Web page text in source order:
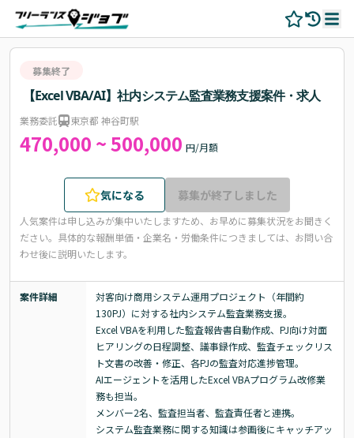
募集終了
【Excel VBA/AI】社内システム監査業務支援案件・求人
業務委託 東京都 神谷町駅
470,000 ~ 500,000 円/月額
気になる 募集が終了しました
人気案件は申し込みが集中いたしますため、お早めに募集状況をお聞きく
ださい。 具体的な報酬単価・企業名・労働条件につきましては、お問い合
わせ後に説明いたします。
案件詳細
対客向け商用システム運用プロジェクト（年間約
130PJ）に対する社内システム監査業務支援。
Excel VBAを利用した監査報告書自動作成、PJ向け対面
ヒアリングの日程調整、議事録作成、監査チェックリス
ト文書の改善・修正、各PJの監査対応進捗管理。
AIエージェントを活用したExcel VBAプログラム改修業
務も担当。
メンバー2名、監査担当者、監査責任者と連携。
システム監査業務に関する知識は参画後にキャッチアッ